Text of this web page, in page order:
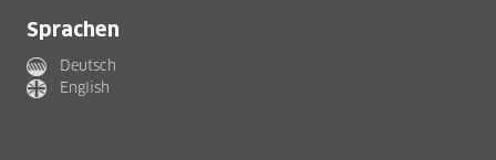
Sprachen
Deutsch
English